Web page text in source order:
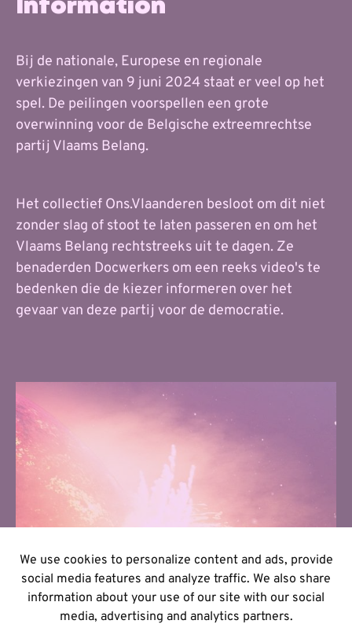
Information
Bij de nationale, Europese en regionale
verkiezingen van 9 juni 2024 staat er veel op het
spel. De peilingen voorspellen een grote
overwinning voor de Belgische extreemrechtse
partij Vlaams Belang.
Het collectief Ons.Vlaanderen besloot om dit niet
zonder slag of stoot te laten passeren en om het
Vlaams Belang rechtstreeks uit te dagen. Ze
benaderden Docwerkers om een reeks video's te
bedenken die de kiezer informeren over het
gevaar van deze partij voor de democratie.
We use cookies to personalize content and ads, provide
social media features and analyze traffic. We also share
information about your use of our site with our social
media, advertising and analytics partners.